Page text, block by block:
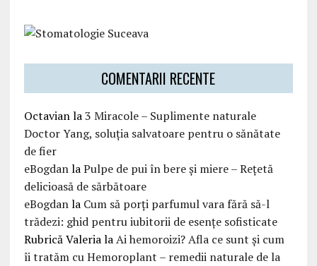
COMENTARII RECENTE
Octavianla3 Miracole – Suplimente naturale
Doctor Yang, soluția salvatoare pentru o sănătate
de fier
eBogdanlaPulpe de pui în bere și miere – Rețetă
delicioasă de sărbătoare
eBogdanla Cum să porți parfumul vara fără să-l
trădezi: ghid pentru iubitorii de esențe sofisticate
Rubrică ValerialaAi hemoroizi? Afla ce sunt și cum
îi tratăm cu Hemoroplant – remedii naturale de la